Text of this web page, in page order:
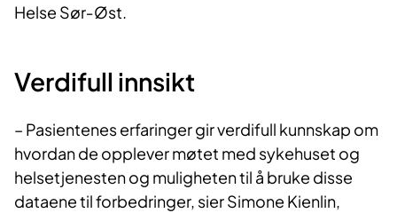
Helse Sør‑Øst.
Verdifull innsikt
– Pasientenes erfaringer gir verdifull kunnskap om
hvordan de opplever møtet med sykehuset og
helsetjenesten og muligheten til å bruke disse
dataene til forbedringer, sier Simone Kienlin,